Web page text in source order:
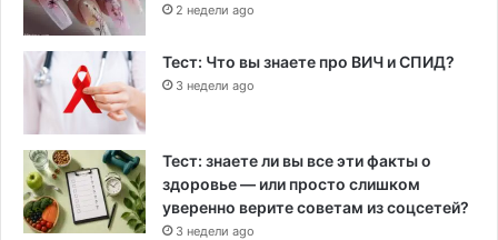
2 недели ago
Тест: Что вы знаете про ВИЧ и СПИД?
3 недели ago
Тест: знаете ли вы все эти факты о
здоровье — или просто слишком
уверенно верите советам из соцсетей?
3 недели ago